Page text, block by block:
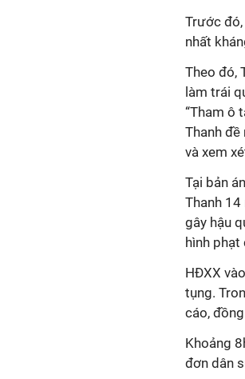
Trước
nhất
Theo đó,
làm trái
“Tham ô
Thanh
và xem
Tại bản
Thanh 14
gây hậu
hình phạt
HĐXX
tụng.
cáo,
Khoảng
đơn dân